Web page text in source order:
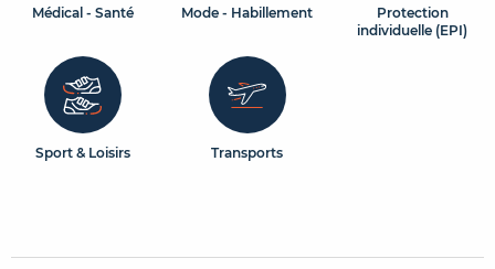
Médical - Santé Mode - Habillement
Protection
individuelle (EPI)
Sport & Loisirs Transports